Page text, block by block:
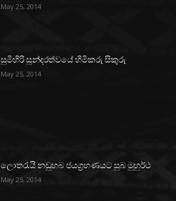
May 25, 2014
සුමිහිරි සුන්දරත්වයේ හිමිකරු සිකුරු
May 25, 2014
ලොතරැයි නඩුහබ ජයග්‍රහණයට සුබ මුහුර්ථ
May 25, 2014